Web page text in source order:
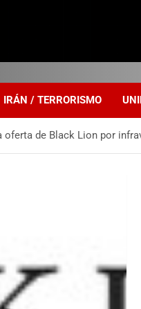
IRÁN / TERRORISMO
de Black Lion por